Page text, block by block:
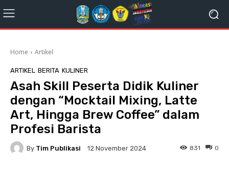
Home Artikel
ARTIKEL BERITA KULINER
Asah Skill Peserta Didik Kuliner
dengan “Mocktail Mixing, Latte
Art, Hingga Brew Coffee” dalam
Profesi Barista
By Tim Publikasi 12 November 2024 0
831